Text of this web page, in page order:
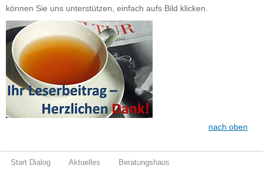
können Sie uns unterstützen, einfach aufs Bild klicken.
nach oben
Start Dialog Aktuelles Beratungshaus